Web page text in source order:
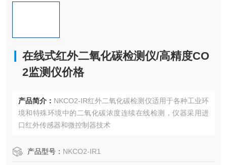
在线式红外二氧化碳检测仪/高精度CO
2监测仪价格
产品简介： NKCO2-IR红外二氧化碳检测仪适用于各种工业环
境和特殊环境中的二氧化碳浓度连续在线检测，仪器采用进
口红外传感器和微控制器技术
产品型号： NKCO2-IR1